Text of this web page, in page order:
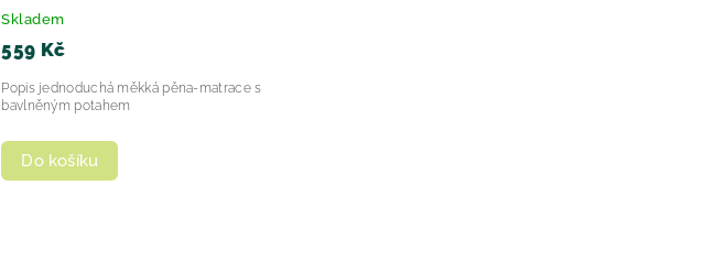
Skladem
559 Kč
Do košíku
Popis jednoduchá měkká pěna-matrace s
bavlněným potahem